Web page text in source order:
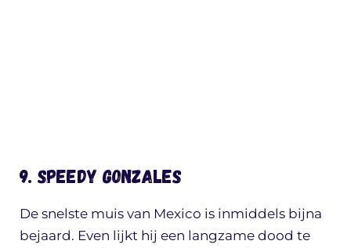
9. Speedy Gonzales
De snelste muis van Mexico is inmiddels bijna
bejaard. Even lijkt hij een langzame dood te